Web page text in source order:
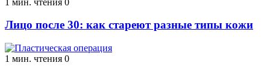
Лицо после 30: как стареют разные типы кожи
1 мин. чтения 0